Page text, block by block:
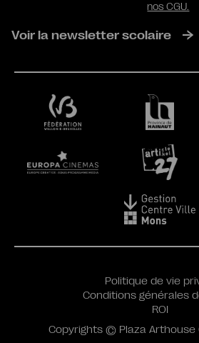
nos CGU.
Voir la newsletter scolaire
Politique de vie
Conditions générales
ROI
Copyrights © Plaza Arthouse